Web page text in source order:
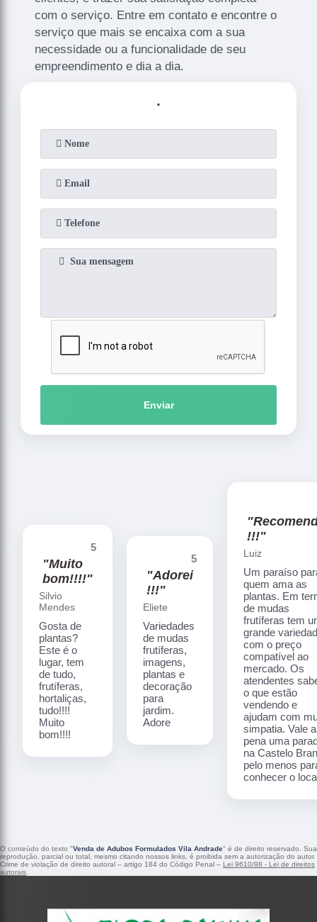
com o serviço. Entre em contato e encontre o
serviço que mais se encaixa com a sua
necessidade ou a funcionalidade de seu
empreendimento e dia a dia.
.
Enviar
5
"Muito
bom!!!!"
Silvio
Mendes
Gosta de
plantas?
Este é o
lugar, tem
de tudo,
frutíferas,
hortaliças,
tudo!!!!
Muito
bom!!!!
5
"Adorei
!!!"
Eliete
Variedades
de mudas
frutíferas,
imagens,
plantas e
decoração
para
jardim.
Adore
!!!"
Luiz
Um paraíso
quem ama as
plantas. Em
de mudas
frutíferas tem
grande
com o preço
compatível ao
mercado. Os
atendentes
o que estão
vendendo e
ajudam com
simpatia. Vale a
pena uma
na Castelo
pelo menos
conhecer o
O conteúdo do texto "Venda de Adubos Formulados Vila Andrade" é de direito reservado. Sua
reprodução, parcial ou total, mesmo citando nossos links, é proibida sem a autorização do autor.
Crime de violação de direito autoral – artigo 184 do Código Penal – Lei 9610/98 - Lei de direitos
autorais